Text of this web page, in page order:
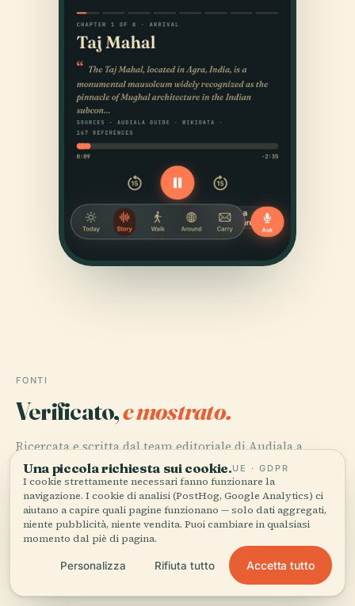
FONTI
Verificato,e mostrato.
Ricercata e scritta dal team editoriale di Audiala a
partire da documenti storici, archivi architettonici e
conoscenza del territorio.
Ultima revisione: April 2026
Visiting Pyry Cemetery in Warsaw: History, Hours, and
Tips for Visitors, 2025, ConcreteCaptain.com
Una piccola richiesta sui cookie.UE · GDPR
I cookie strettamente necessari fanno funzionare la
navigazione. I cookie di analisi (PostHog, Google Analytics) ci
aiutano a capire quali pagine funzionano — solo dati aggregati,
niente pubblicità, niente vendita. Puoi cambiare in qualsiasi
momento dal piè di pagina.
Personalizza Rifiuta tutto Accetta tutto